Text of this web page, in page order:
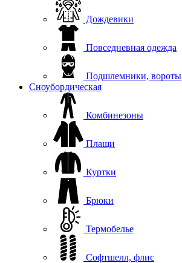
Дождевики
Повседневная одежда
Подшлемники, вороты
Сноубордическая
Комбинезоны
Плащи
Куртки
Брюки
Термобелье
Софтшелл, флис